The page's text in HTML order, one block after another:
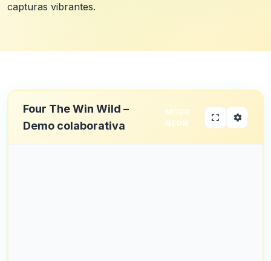
capturas vibrantes.
Four The Win Wild –
Demo colaborativa
MODO
NEON